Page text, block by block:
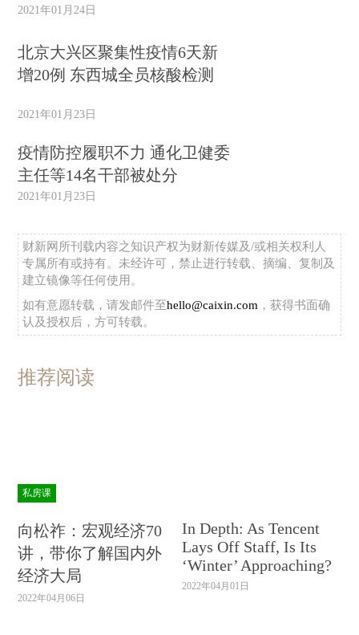
2021年01月24日
北京大兴区聚集性疫情6天新
增20例 东西城全员核酸检测
2021年01月23日
疫情防控履职不力 通化卫健委
主任等14名干部被处分
2021年01月23日
财新网所刊载内容之知识产权为财新传媒及/或相关权利人
专属所有或持有。未经许可，禁止进行转载、摘编、复制及
建立镜像等任何使用。
如有意愿转载，请发邮件至hello@caixin.com ，获得书面确
认及授权后，方可转载。
推荐阅读
私房课
向松祚：宏观经济70
讲，带你了解国内外
经济大局
2022年04月06日
In Depth: As Tencent
Lays Off Staff, Is Its
‘Winter’ Approaching?
2022年04月01日